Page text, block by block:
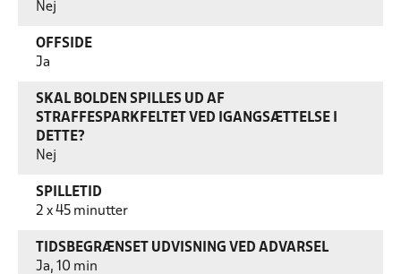
Nej
OFFSIDE
Ja
SKAL BOLDEN SPILLES UD AF
STRAFFESPARKFELTET VED IGANGSÆTTELSE I
DETTE?
Nej
SPILLETID
2 x 45 minutter
TIDSBEGRÆNSET UDVISNING VED ADVARSEL
Ja, 10 min